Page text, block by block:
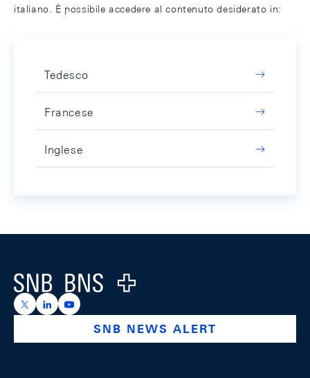
italiano. È possibile accedere al contenuto desiderato in:
Tedesco
Francese
Inglese
Logo
https://x.com/snb_bns
https://ch.linkedin.com/company/swiss-national-
https://www.youtube.com/@swissnationalbank
SNB NEWS ALERT